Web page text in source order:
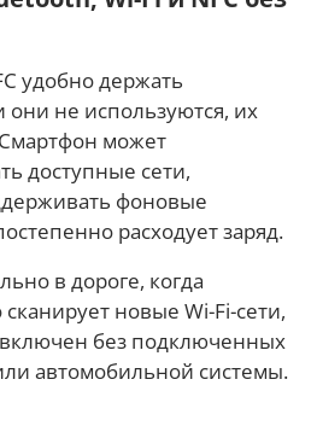
удобно держать
не используются, их
может
доступные сети,
фоновые
расходует заряд.
в дороге, когда
новые Wi-Fi-сети,
без подключенных
автомобильной системы.